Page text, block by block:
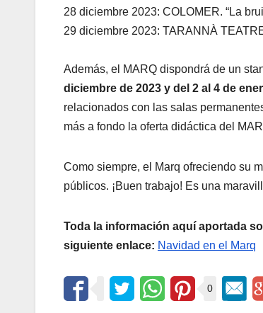
28 diciembre 2023: COLOMER. “La
29 diciembre 2023: TARANNÀ
Además, el MARQ dispondrá de un
diciembre de 2023 y del 2 al 4 de
relacionados con las salas
más a fondo la oferta didáctica del
Como siempre, el Marq ofreciendo su
públicos. ¡Buen trabajo! Es una
Toda la información aquí aportada
siguiente enlace: Navidad en el Marq
0